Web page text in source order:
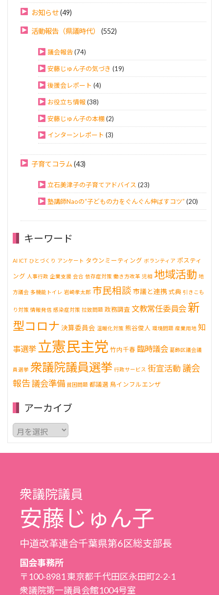
お知らせ(49)
活動報告（県議時代） (552)
議会報告(74)
安藤じゅん子の気づき (19)
後援会レポート (4)
お役立ち情報(38)
安藤じゅん子の本棚(2)
インターンレポート (3)
子育てコラム (43)
立石美津子の子育てアドバイス (23)
塾講師Naoの“子どもの力をぐんぐん伸ばすコツ” (20)
キーワード
AI ICT ひとづくり アンケート タウンミーティング ボランティア ポスティ
ング 人事行政 企業支援 会合 依存症対策 働き方改革 児相 地域活動 地
方議会 多機能トイレ 岩崎孝太郎 市民相談 市議と連携 式典 引きこも
り対策 情報発信 感染症対策 拉致問題 政務調査 文教常任委員会 新
型コロナ 決算委員会 温暖化対策 熊谷俊人 環境問題 産業用地 知
事選挙 立憲民主党 竹内千春 臨時議会 葛飾区議会議
員選挙 衆議院議員選挙 行政サービス 街宣活動 議会
報告議会準備 貧困問題 都議選 鳥インフルエンザ
アーカイブ
ア
ー
カ
イ
衆議院議員
安藤じゅん子
中道改革連合千葉県第6区総支部長
国会事務所
〒100-8981 東京都千代田区永田町2-2-1
衆議院第一議員会館1004号室